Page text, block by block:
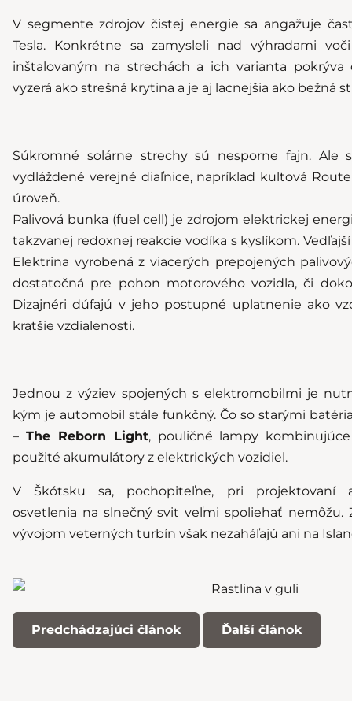
V segmente zdrojov čistej energie sa angažuje
Tesla. Konkrétne sa zamysleli nad výhradami
inštalovaným na strechách a ich varianta pokrýva
vyzerá ako strešná krytina a je aj lacnejšia ako bežná
Súkromné solárne strechy sú nesporne fajn. Ale
vydláždené verejné diaľnice, napríklad kultová
úroveň.
Palivová bunka (fuel cell) je zdrojom elektrickej
takzvanej redoxnej reakcie vodíka s kyslíkom.
Elektrina vyrobená z viacerých prepojených
dostatočná pre pohon motorového vozidla, či
Dizajnéri dúfajú v jeho postupné uplatnenie ako
kratšie vzdialenosti.
Jednou z výziev spojených s elektromobilmi je
kým je automobil stále funkčný. Čo so starými
– The Reborn Light, pouličné lampy
použité akumulátory z elektrických vozidiel.
V Škótsku sa, pochopiteľne, pri projektovaní
osvetlenia na slnečný svit veľmi spoliehať nemôžu.
vývojom veterných turbín však nezaháľajú ani na
Predchádzajúci článok Ďalší článok